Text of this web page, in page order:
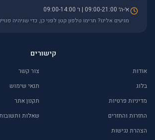
א׳-ה׳ 09:00-21:00 | ו׳ 09:00-14:00
מגיעים אלינו? תרימו טלפון קטן לפני כן, כדי שניהיה
קישורים
אודות
צור קשר
בלוג
תנאי שימוש
מדיניות פרטיות
תקנון אתר
החזרות והחזרים
שאלות
הצהרת נגישות